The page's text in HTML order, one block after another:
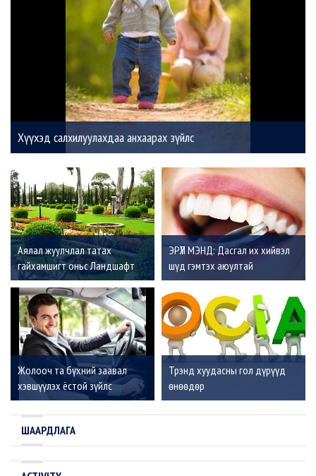
Хүүхэд салхилуулахдаа анхаарах зүйлс
Аялал жуулчлал татах
гайхамшигт оньс Ландшафт
ЭРҮҮЛ МЭНД: Дасгал их хийвэл
шүд гэмтэх аюултай
Жолооч та бүхний заавал
хэвшүүлэх ёстой зүйлс
Трэнд хуудасны гол дүрүүд
өнөөдөр
ШААРДЛАГА